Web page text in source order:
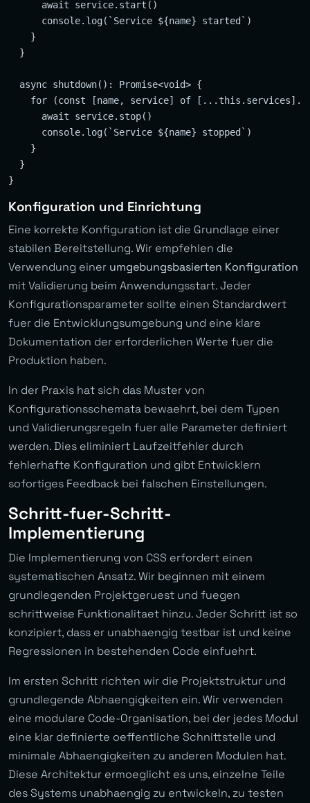
      await service.start()
      console.log(`Service ${name} started`)
    }
  }
  async shutdown(): Promise<void> {
for (const [name, service] of
      await service.stop()
      console.log(`Service ${name} stopped`)
    }
  }
Konfiguration und Einrichtung
Eine korrekte Konfiguration ist die Grundlage einer
stabilen Bereitstellung. Wir empfehlen die
Verwendung einer umgebungsbasierten Konfiguration
mit Validierung beim Anwendungsstart. Jeder
Konfigurationsparameter sollte einen Standardwert
fuer die Entwicklungsumgebung und eine klare
Dokumentation der erforderlichen Werte fuer die
Produktion haben.
In der Praxis hat sich das Muster von
Konfigurationsschemata bewaehrt, bei dem Typen
und Validierungsregeln fuer alle Parameter definiert
werden. Dies eliminiert Laufzeitfehler durch
fehlerhafte Konfiguration und gibt Entwicklern
sofortiges Feedback bei falschen Einstellungen.
Schritt-fuer-Schritt-
Implementierung
Die Implementierung von CSS erfordert einen
systematischen Ansatz. Wir beginnen mit einem
grundlegenden Projektgeruest und fuegen
schrittweise Funktionalitaet hinzu. Jeder Schritt ist so
konzipiert, dass er unabhaengig testbar ist und keine
Regressionen in bestehenden Code einfuehrt.
Im ersten Schritt richten wir die Projektstruktur und
grundlegende Abhaengigkeiten ein. Wir verwenden
eine modulare Code-Organisation, bei der jedes Modul
eine klar definierte oeffentliche Schnittstelle und
minimale Abhaengigkeiten zu anderen Modulen hat.
Diese Architektur ermoeglicht es uns, einzelne Teile
des Systems unabhaengig zu entwickeln, zu testen